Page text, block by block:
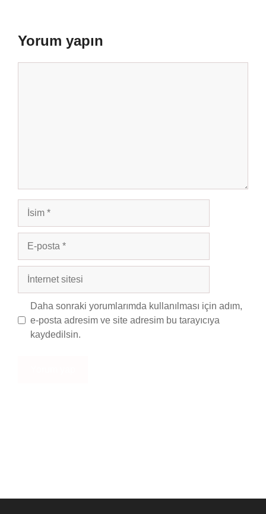
Yorum yapın
İsim
posta
İnternet
Daha sonraki yorumlarımda kullanılması için adım,
e-posta adresim ve site adresim bu tarayıcıya
kaydedilsin.